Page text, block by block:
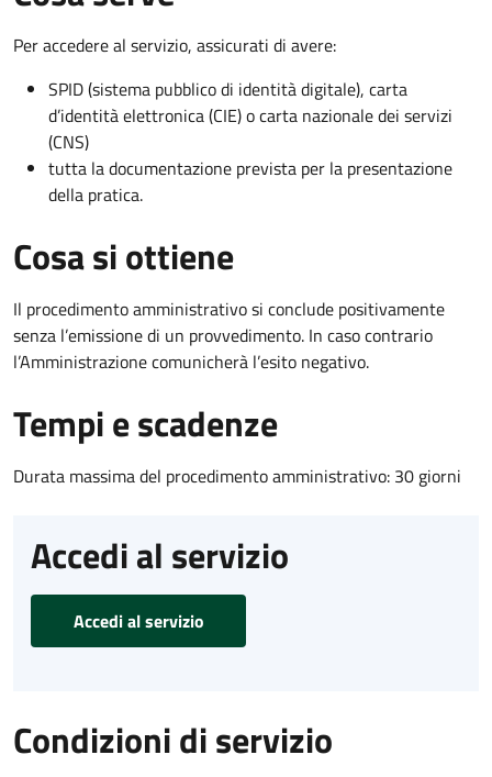
Per accedere al servizio, assicurati di avere:
SPID (sistema pubblico di identità digitale), carta
d’identità elettronica (CIE) o carta nazionale dei servizi
(CNS)
tutta la documentazione prevista per la presentazione
della pratica.
Cosa si ottiene
Il procedimento amministrativo si conclude positivamente
senza l’emissione di un provvedimento. In caso contrario
l’Amministrazione comunicherà l’esito negativo.
Tempi e scadenze
Durata massima del procedimento amministrativo: 30 giorni
Accedi al servizio
Accedi al servizio
Condizioni di servizio